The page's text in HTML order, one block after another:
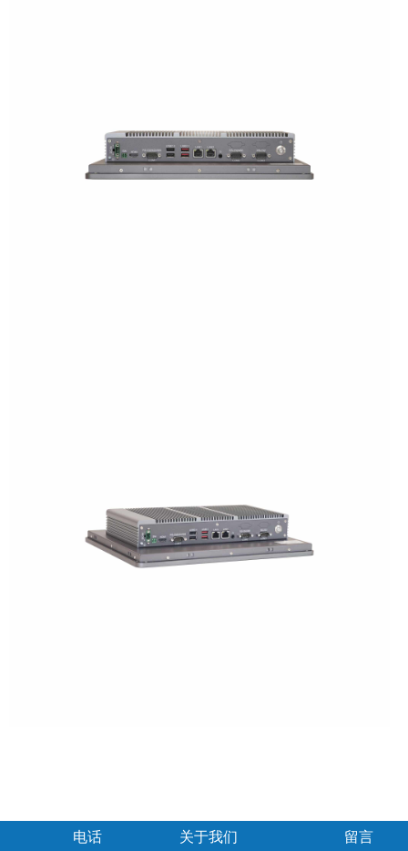
电话 关于我们 留言